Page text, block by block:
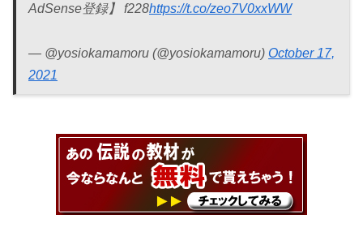
AdSense登録】 f228https://t.co/zeo7V0xxWW
— @yosiokamamoru (@yosiokamamoru) October 17,
2021